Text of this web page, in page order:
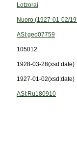
Lotzorai
Nuoro (1927-01-02/
ASI:geo07759
105012
1928-03-28(xsd:date)
1927-01-02(xsd:date)
ASI:Ru180910